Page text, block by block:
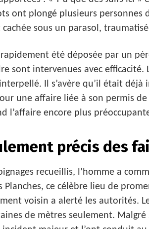
ont plongé plusieurs
cachée sous un parasol,
été déposée par un
sont intervenues avec
Il s’avère qu’il était déjà
une affaire liée à son permis
l’affaire encore plus
précis des
recueillis, l’homme a
Planches, ce célèbre lieu de
voisin a alerté les autorités.
de mètres seulement.